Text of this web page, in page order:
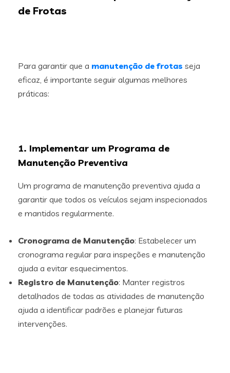
de Frotas
Para garantir que a manutenção de frotas seja
eficaz, é importante seguir algumas melhores
práticas:
1. Implementar um Programa de
Manutenção Preventiva
Um programa de manutenção preventiva ajuda a
garantir que todos os veículos sejam inspecionados
e mantidos regularmente.
Cronograma de Manutenção: Estabelecer um
cronograma regular para inspeções e manutenção
ajuda a evitar esquecimentos.
Registro de Manutenção: Manter registros
detalhados de todas as atividades de manutenção
ajuda a identificar padrões e planejar futuras
intervenções.